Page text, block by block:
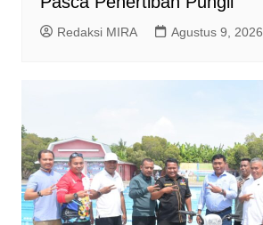
Redaksi MIRA Agustus 9, 2026